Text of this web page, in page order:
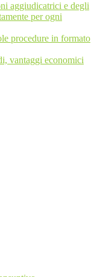
aggiudicatrici e degli
per ogni
procedure in formato
vantaggi economici